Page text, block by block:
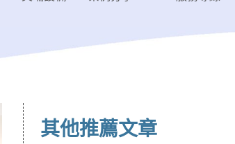
其他推薦文章